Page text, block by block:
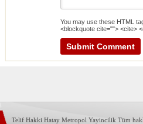
You may use these HTML
<blockquote cite=""> <cite>
Telif Hakki Hatay Metropol Yayincilik Tüm